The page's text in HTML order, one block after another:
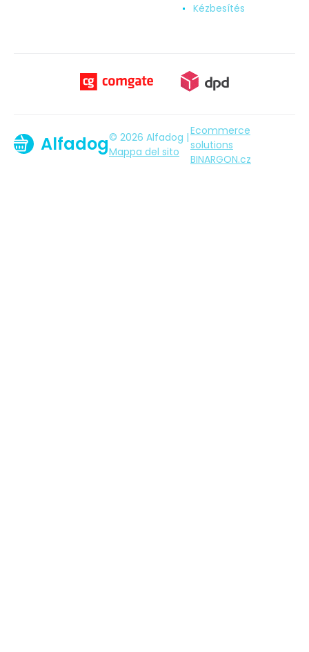
Kézbesítés
Alfadog© 2026 Alfadog |
Mappa del sito
Ecommerce
solutions
BINARGON.cz